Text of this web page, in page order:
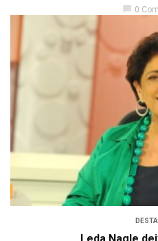
chat_bubble 0